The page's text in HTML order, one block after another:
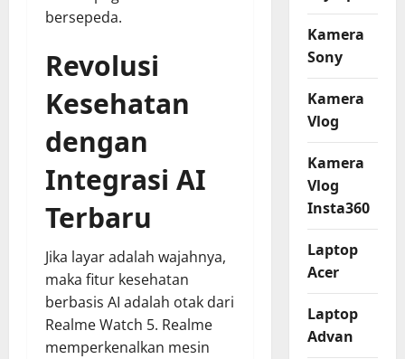
bersepeda.
Revolusi
Kesehatan
dengan
Integrasi AI
Terbaru
Jika layar adalah wajahnya,
maka fitur kesehatan
berbasis AI adalah otak dari
Realme Watch 5. Realme
memperkenalkan mesin
Kamera
Sony
Kamera
Vlog
Kamera
Vlog
Insta360
Laptop
Acer
Laptop
Advan